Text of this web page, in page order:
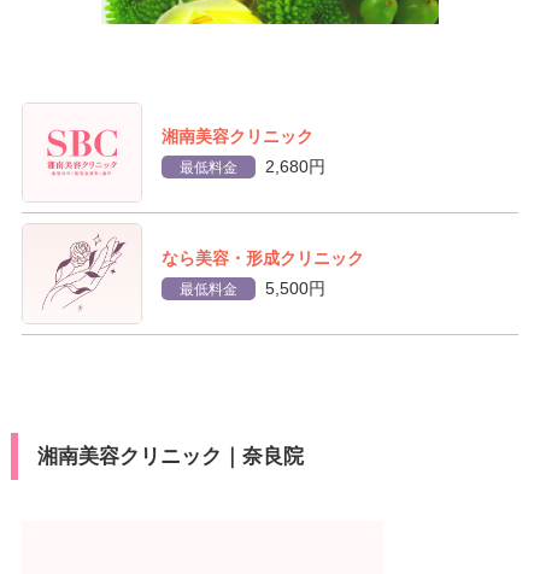
湘南美容クリニック
最低料金 2,680円
なら美容・形成クリニック
最低料金 5,500円
湘南美容クリニック｜奈良院